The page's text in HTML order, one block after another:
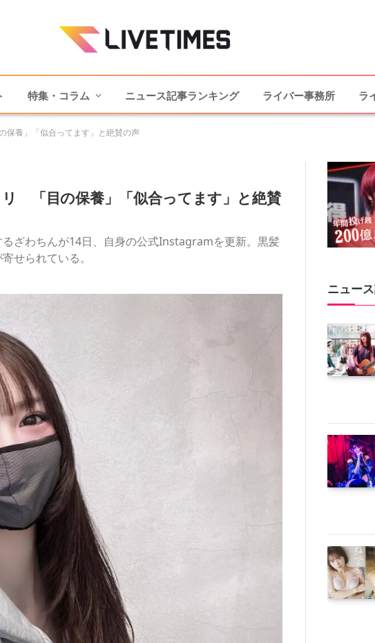
特集・コラム ニュース記事ランキング ライバー事務所 ラ
養」「似合ってます」と絶賛の声
「目の保養」「似合ってます」と絶賛
ざわちんが14日、自身の公式Instagramを更新。黒髪
せられている。
ニュー